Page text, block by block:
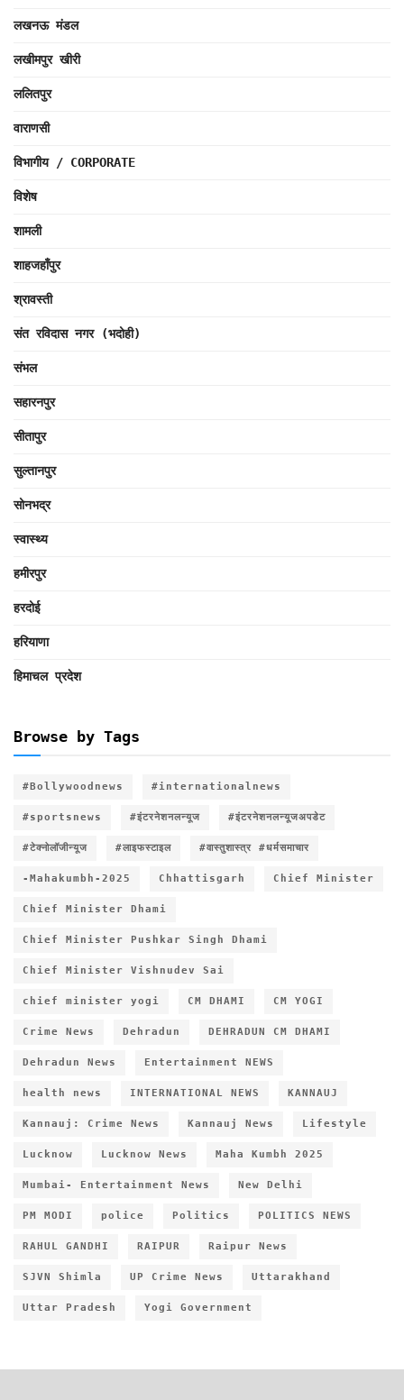
लखनऊ मंडल
लखीमपुर खीरी
ललितपुर
वाराणसी
विभागीय / CORPORATE
विशेष
शामली
शाहजहाँपुर
श्रावस्ती
संत रविदास नगर (भदोही)
संभल
सहारनपुर
सीतापुर
सुल्तानपुर
सोनभद्र
स्वास्थ्य
हमीरपुर
हरदोई
हरियाणा
हिमाचल प्रदेश
Browse by Tags
#Bollywoodnews #internationalnews
#sportsnews #इंटरनेशनलन्यूज #इंटरनेशनलन्यूजअपडेट
#टेक्नोलॉजीन्यूज #लाइफस्टाइल #वास्तुशास्त्र #धर्मसमाचार
-Mahakumbh-2025 Chhattisgarh Chief Minister
Chief Minister Dhami
Chief Minister Pushkar Singh Dhami
Chief Minister Vishnudev Sai
chief minister yogi CM DHAMI CM YOGI
Crime News Dehradun DEHRADUN CM DHAMI
Dehradun News Entertainment NEWS
health news INTERNATIONAL NEWS KANNAUJ
Kannauj: Crime News Kannauj News Lifestyle
Lucknow Lucknow News Maha Kumbh 2025
Mumbai- Entertainment News New Delhi
PM MODI police Politics POLITICS NEWS
RAHUL GANDHI RAIPUR Raipur News
SJVN Shimla UP Crime News Uttarakhand
Uttar Pradesh Yogi Government